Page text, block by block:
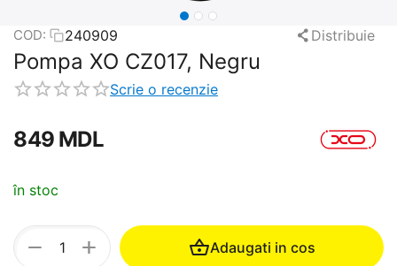
COD: 240909 Distribuie
Pompa XO CZ017, Negru
Scrie o recenzie
‍849‍ MDL
în stoc
+
− Adaugati in cos